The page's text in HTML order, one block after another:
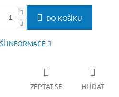
DO KOŠÍKU
INFORMACE
ZEPTAT SE HLÍDAT